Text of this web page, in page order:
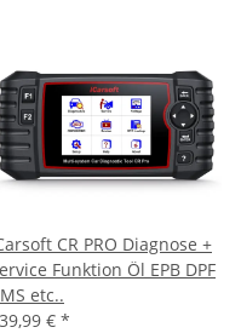
CR PRO Diagnose +
Funktion Öl EPB DPF
etc..
€ *